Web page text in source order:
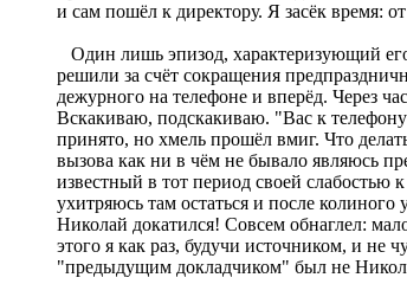
и сам пошёл к директору. Я засёк время:
Один лишь эпизод, характеризующий
решили за счёт сокращения
дежурного на телефоне и вперёд. Через
Вскакиваю, подскакиваю. "Вас к
принято, но хмель прошёл вмиг. Что
вызова как ни в чём не бывало являюсь
известный в тот период своей слабостью
ухитряюсь там остаться и после
Николай докатился! Совсем обнаглел:
этого я как раз, будучи источником, и не
"предыдущим докладчиком" был не